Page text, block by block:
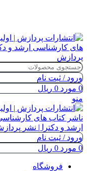
ورود / ثبت نام
0 مورد 0 ریال
منو
ورود / ثبت نام
0 مورد 0 ریال
فروشگاه